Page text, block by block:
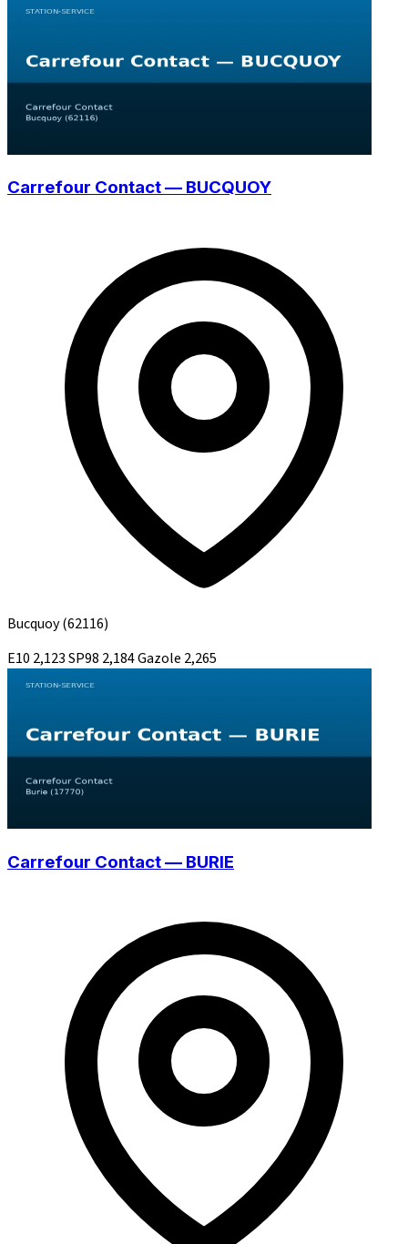
Carrefour Contact — BUCQUOY
Bucquoy(62116)
E10 2,123SP98 2,184Gazole 2,265
Carrefour Contact — BURIE